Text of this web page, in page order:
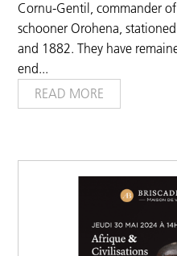
Cornu-Gentil, commander of
schooner Orohena,
and 1882. They have
end...
READ MORE